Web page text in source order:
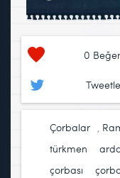
0
Tweetle
Çorbalar ,
türkmen
çorbası